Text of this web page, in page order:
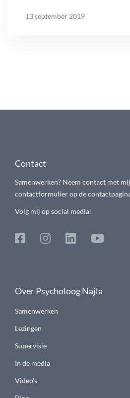
13 september 2019
Contact
Samenwerken? Neem contact met
contactformulier op de
Volg mij op social media:
Over Psycholoog Najla
Samenwerken
Lezingen
Supervisie
In de media
Video's